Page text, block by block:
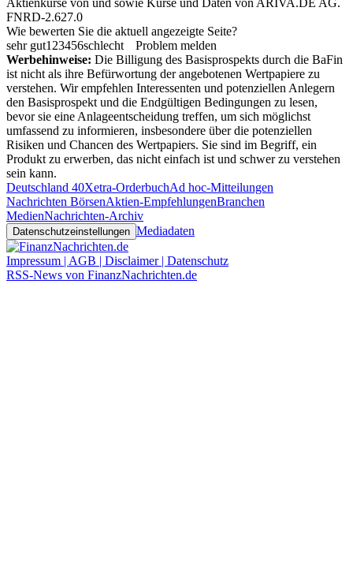
Aktienkurse von und sowie Kurse und Daten von ARIVA.DE AG.
FNRD-2.627.0
Wie bewerten Sie die aktuell angezeigte Seite?
sehr gut1 23456schlecht
Problem melden
Werbehinweise: Die Billigung des Basisprospekts durch die BaFin
ist nicht als ihre Befürwortung der angebotenen Wertpapiere zu
verstehen. Wir empfehlen Interessenten und potenziellen Anlegern
den Basisprospekt und die Endgültigen Bedingungen zu lesen,
bevor sie eine Anlageentscheidung treffen, um sich möglichst
umfassend zu informieren, insbesondere über die potenziellen
Risiken und Chancen des Wertpapiers. Sie sind im Begriff, ein
Produkt zu erwerben, das nicht einfach ist und schwer zu verstehen
sein kann.
Deutschland 40Xetra-OrderbuchAd hoc-Mitteilungen
Nachrichten BörsenAktien-EmpfehlungenBranchen
MedienNachrichten-Archiv
Datenschutzeinstellungen Mediadaten
Impressum | AGB | Disclaimer | Datenschutz
RSS-News von FinanzNachrichten.de